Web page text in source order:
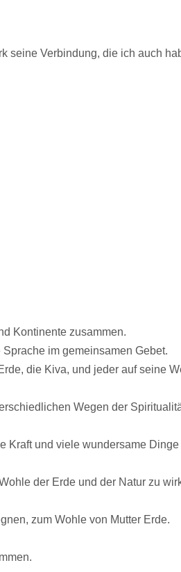
seine Verbindung, die ich auch
Kontinente zusammen.
im gemeinsamen Gebet.
die Kiva, und jeder auf seine
Wegen der
Kraft und viele wundersame
der Erde und der Natur zu
zum Wohle von Mutter Erde.